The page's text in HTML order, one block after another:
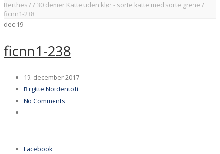
Berthes //30 denier Katte uden klør - sorte katte med sorte grene /
ficnn1-238
dec 19
ficnn1-238
19. december 2017
Birgitte Nordentoft
No Comments
Facebook